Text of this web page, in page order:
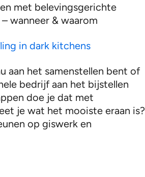
met belevingsgerichte
wanneer & waarom
in dark kitchens
aan het samenstellen bent of
bedrijf aan het bijstellen
doe je dat met
je wat het mooiste eraan is?
op giswerk en